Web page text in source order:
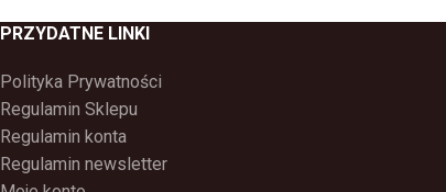
PRZYDATNE LINKI
Polityka Prywatności
Regulamin Sklepu
Regulamin konta
Regulamin newsletter